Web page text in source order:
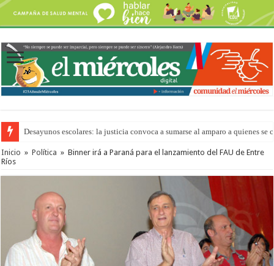
Desayunos escolares: la justicia convoca a sumarse al amparo a quienes se
Inicio » Política » Binner irá a Paraná para el lanzamiento del FAU de Entre
Ríos